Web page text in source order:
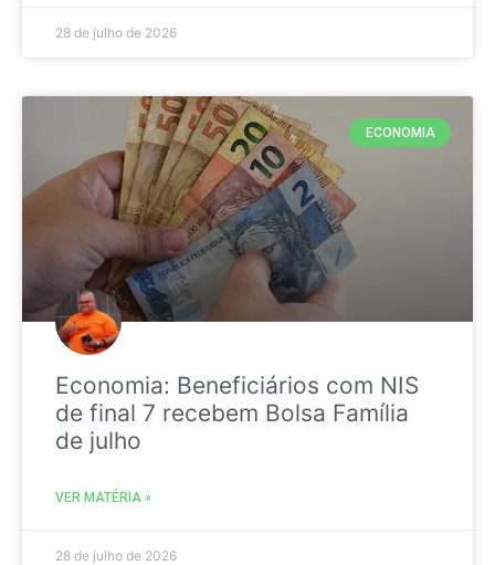
28 de julho de 2026
ECONOMIA
Economia: Beneficiários com NIS
de final 7 recebem Bolsa Família
de julho
VER MATÉRIA »
28 de julho de 2026